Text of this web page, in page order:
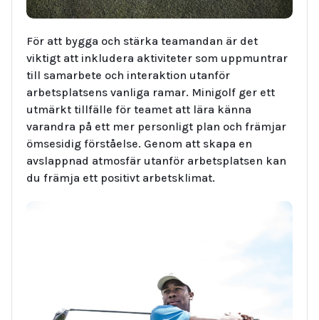
För att bygga och stärka teamandan är det
viktigt att inkludera aktiviteter som uppmuntrar
till samarbete och interaktion utanför
arbetsplatsens vanliga ramar. Minigolf ger ett
utmärkt tillfälle för teamet att lära känna
varandra på ett mer personligt plan och främjar
ömsesidig förståelse. Genom att skapa en
avslappnad atmosfär utanför arbetsplatsen kan
du främja ett positivt arbetsklimat.